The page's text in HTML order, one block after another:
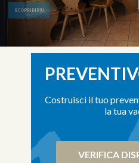
SCOPRI DI PIÙ
Costruisci il tuo
la tua
VERIFICA